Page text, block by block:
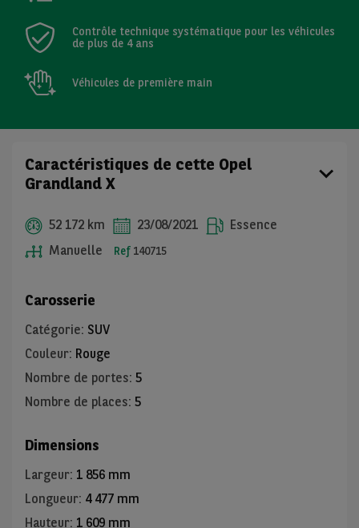
Contrôle technique systématique pour les véhicules
de plus de 4 ans
Véhicules de première main
Caractéristiques de cette Opel
Grandland X
52 172 km 23/08/2021
Essence
Manuelle
Ref 140715
Carosserie
Catégorie: SUV
Couleur: Rouge
Nombre de portes: 5
Nombre de places: 5
Dimensions
Largeur: 1 856 mm
Longueur: 4 477 mm
Hauteur: 1 609 mm